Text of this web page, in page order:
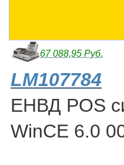
67 088,95 Руб.
LM107784
ЕНВД POS
WinCE 6.0